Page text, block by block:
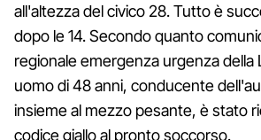
all'altezza del civico 28. Tutto è
dopo le 14. Secondo quanto
regionale emergenza urgenza della
uomo di 48 anni, conducente
insieme al mezzo pesante, è stato
codice giallo al pronto soccorso.